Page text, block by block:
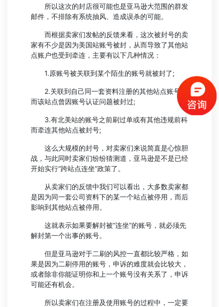
所以这次的封店很可能也是亚马逊大范围的群发
邮件，不排除有系统抽风、造成误杀的可能。
而根据卖家们发帖的反馈来看，这次被封号的卖
家有不少是因为美国站账号被封，从而导致了其他站
点账户也受到牵连，主要有以下几种情况：
1.原账号被关联到某个陌生的账号就被封了;
2.关联到自己同一套资料注册的其他站点账号，
而该站点曾因账号认证问题被封过;
3.有北美站的账号之前刷过单或有其他违规前科
而牵连其他站点被封号;
这么大规模的封号，对卖家们来说简直是心惊胆
战，与此同时卖家们纷纷猜测道，亚马逊是不是已经
开始实行“跨站点连坐”政策了。
从卖家们的反馈中我们可以看出，大多数卖家都
是因为同一套公司资料下的某一个站点被停用，而后
影响到其他站点被停用。
这就表示如果要解封被“连坐”的账号，就必须先
解封第一个出事的账号。
但是亚马逊对于二刷的风控一直都比较严格，如
果是因为二刷停用的账号，申诉的难度就会比较大，
或者除非你能证明你和上一个账号没有关系了，申诉
可能还有机会。
所以卖家们在注册及使用账号的过程中，一定要